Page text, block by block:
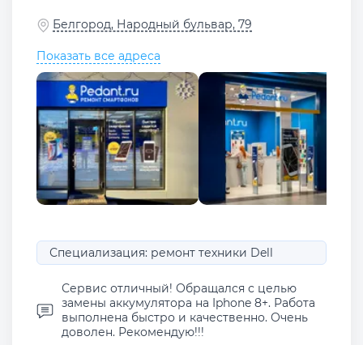
Белгород, Народный бульвар, 79
Показать все адреса
Специализация: ремонт техники Dell
Сервис отличный! Обращался с целью
замены аккумулятора на Iphone 8+. Работа
выполнена быстро и качественно. Очень
доволен. Рекомендую!!!